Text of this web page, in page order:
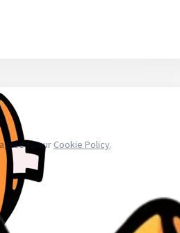
которое сможете
проблемы с аккаунтами - обратитесь в
очередь, покупает услуги
блокирования, модификации
лиц. Весь товар который мы
закон и стабильность в работе нас и
вк, биржа аккаунтов, аккаунты